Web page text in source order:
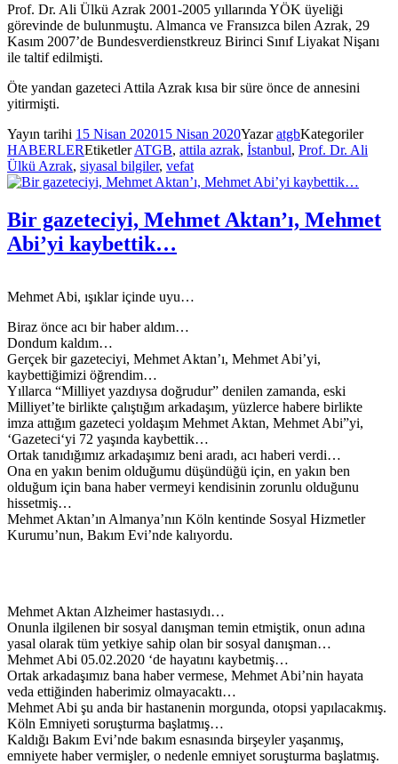
Prof. Dr. Ali Ülkü Azrak 2001-2005 yıllarında YÖK üyeliği
görevinde de bulunmuştu. Almanca ve Fransızca bilen Azrak, 29
Kasım 2007’de Bundesverdienstkreuz Birinci Sınıf Liyakat Nişanı
ile taltif edilmişti.
Öte yandan gazeteci Attila Azrak kısa bir süre önce de annesini
yitirmişti.
Yayın tarihi 15 Nisan 202015 Nisan 2020YazaratgbKategoriler
HABERLEREtiketlerATGB, attila azrak, İstanbul, Prof. Dr. Ali
Ülkü Azrak, siyasal bilgiler, vefat
Bir gazeteciyi, Mehmet Aktan’ı, Mehmet
Abi’yi kaybettik…
Mehmet Abi, ışıklar içinde uyu…
Biraz önce acı bir haber aldım…
Dondum kaldım…
Gerçek bir gazeteciyi, Mehmet Aktan’ı, Mehmet Abi’yi,
kaybettiğimizi öğrendim…
Yıllarca “Milliyet yazdıysa doğrudur” denilen zamanda, eski
Milliyet’te birlikte çalıştığım arkadaşım, yüzlerce habere birlikte
imza attığım gazeteci yoldaşım Mehmet Aktan, Mehmet Abi”yi,
‘Gazeteci‘yi 72 yaşında kaybettik…
Ortak tanıdığımız arkadaşımız beni aradı, acı haberi verdi…
Ona en yakın benim olduğumu düşündüğü için, en yakın ben
olduğum için bana haber vermeyi kendisinin zorunlu olduğunu
hissetmiş…
Mehmet Aktan’ın Almanya’nın Köln kentinde Sosyal Hizmetler
Kurumu’nun, Bakım Evi’nde kalıyordu.
Mehmet Aktan Alzheimer hastasıydı…
Onunla ilgilenen bir sosyal danışman temin etmiştik, onun adına
yasal olarak tüm yetkiye sahip olan bir sosyal danışman…
Mehmet Abi 05.02.2020 ‘de hayatını kaybetmiş…
Ortak arkadaşımız bana haber vermese, Mehmet Abi’nin hayata
veda ettiğinden haberimiz olmayacaktı…
Mehmet Abi şu anda bir hastanenin morgunda, otopsi yapılacakmış.
Köln Emniyeti soruşturma başlatmış…
Kaldığı Bakım Evi’nde bakım esnasında birşeyler yaşanmış,
emniyete haber vermişler, o nedenle emniyet soruşturma başlatmış.